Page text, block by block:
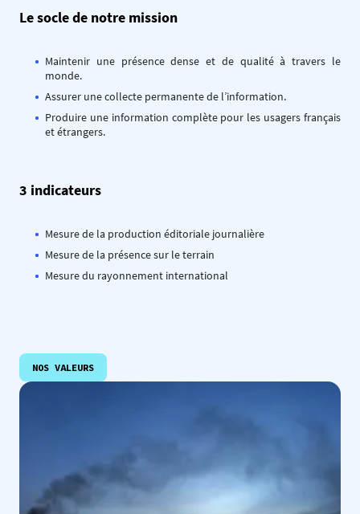
Le socle de notre mission
Maintenir une présence dense et de qualité à travers le
monde.
Assurer une collecte permanente de l’information.
Produire une information complète pour les usagers français
et étrangers.
3 indicateurs
Mesure de la production éditoriale journalière
Mesure de la présence sur le terrain
Mesure du rayonnement international
NOS VALEURS